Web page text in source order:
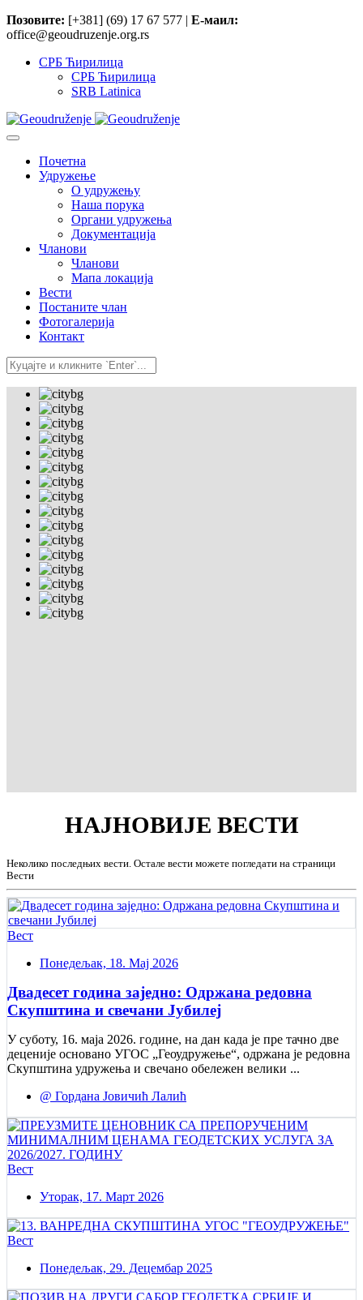
Позовите: [+381] (69) 17 67 577 | Е-маил:
office@geoudruzenje.org.rs
СРБ Ћирилица
СРБ Ћирилица
SRB Latinica
Почетна
Удружење
O удружењу
Наша порука
Органи удружења
Документација
Чланови
Чланови
Мапа локација
Вести
Постаните члан
Фотогалерија
Контакт
НАЈНОВИЈЕ ВЕСТИ
Неколико последњих вести. Остале вести можете погледати на страници
Вести
Вест
Понедељак, 18. Мај 2026
Двадесет година заједно: Одржана редовна
Скупштина и свечани Jубилеј
У суботу, 16. маја 2026. године, на дан када је пре тачно две
деценије основано УГОС „Геоудружење“, одржана је редовна
Скупштина удружења и свечано обележен велики ...
@ Гордана Јовичић Лалић
Вест
Уторак, 17. Март 2026
Вест
Понедељак, 29. Децембар 2025